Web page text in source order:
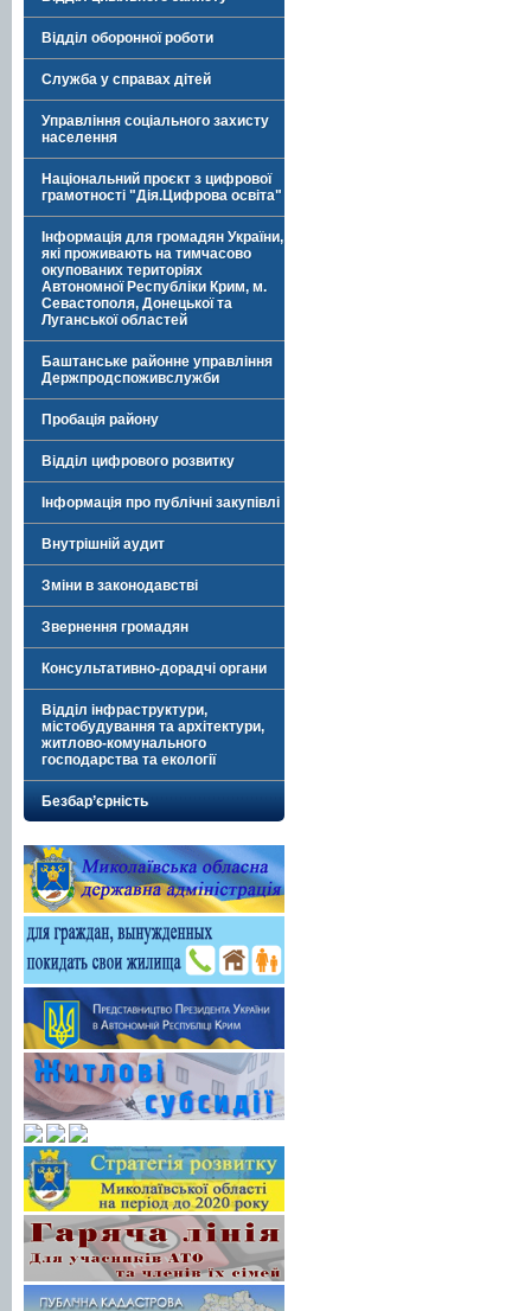
Відділ оборонної роботи
Служба у справах дітей
Управління соціального захисту
населення
Національний проєкт з цифрової
грамотності "Дія.Цифрова освіта"
Інформація для громадян України,
які проживають на тимчасово
окупованих територіях
Автономної Республіки Крим, м.
Севастополя, Донецької та
Луганської областей
Баштанське районне управління
Держпродспоживслужби
Пробація району
Відділ цифрового розвитку
Інформація про публічні закупівлі
Внутрішній аудит
Зміни в законодавстві
Звернення громадян
Консультативно-дорадчі органи
Відділ інфраструктури,
містобудування та архітектури,
житлово-комунального
господарства та екології
Безбар’єрність